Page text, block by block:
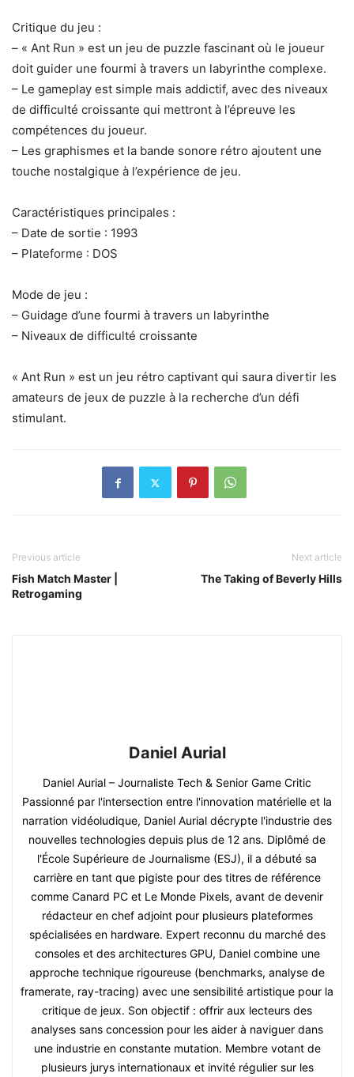
Critique du jeu :
– « Ant Run » est un jeu de puzzle fascinant où le joueur
doit guider une fourmi à travers un labyrinthe complexe.
– Le gameplay est simple mais addictif, avec des niveaux
de difficulté croissante qui mettront à l’épreuve les
compétences du joueur.
– Les graphismes et la bande sonore rétro ajoutent une
touche nostalgique à l’expérience de jeu.
Caractéristiques principales :
– Date de sortie : 1993
– Plateforme : DOS
Mode de jeu :
– Guidage d’une fourmi à travers un labyrinthe
– Niveaux de difficulté croissante
« Ant Run » est un jeu rétro captivant qui saura divertir les
amateurs de jeux de puzzle à la recherche d’un défi
stimulant.
Previous article
Fish Match Master |
Retrogaming
Next article
The Taking of Beverly Hills
Daniel Aurial
Daniel Aurial – Journaliste Tech & Senior Game Critic
Passionné par l'intersection entre l'innovation matérielle et la
narration vidéoludique, Daniel Aurial décrypte l'industrie des
nouvelles technologies depuis plus de 12 ans. Diplômé de
l'École Supérieure de Journalisme (ESJ), il a débuté sa
carrière en tant que pigiste pour des titres de référence
comme Canard PC et Le Monde Pixels, avant de devenir
rédacteur en chef adjoint pour plusieurs plateformes
spécialisées en hardware. Expert reconnu du marché des
consoles et des architectures GPU, Daniel combine une
approche technique rigoureuse (benchmarks, analyse de
framerate, ray-tracing) avec une sensibilité artistique pour la
critique de jeux. Son objectif : offrir aux lecteurs des
analyses sans concession pour les aider à naviguer dans
une industrie en constante mutation. Membre votant de
plusieurs jurys internationaux et invité régulier sur les